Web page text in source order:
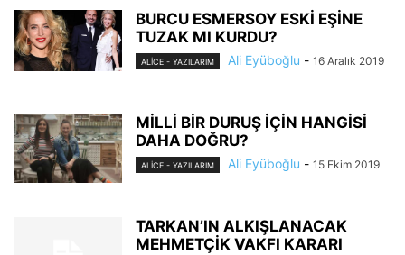
BURCU ESMERSOY ESKİ EŞİNE
TUZAK MI KURDU?
ALİCE - YAZILARIM Ali Eyüboğlu - 16 Aralık 2019
MİLLİ BİR DURUŞ İÇİN HANGİSİ
DAHA DOĞRU?
ALİCE - YAZILARIM Ali Eyüboğlu - 15 Ekim 2019
TARKAN’IN ALKIŞLANACAK
MEHMETÇİK VAKFI KARARI